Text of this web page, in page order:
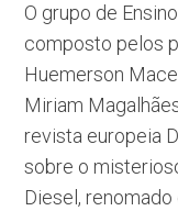
O grupo de
composto pelos
Huemerson
Miriam
revista europeia
sobre o
Diesel, renomado